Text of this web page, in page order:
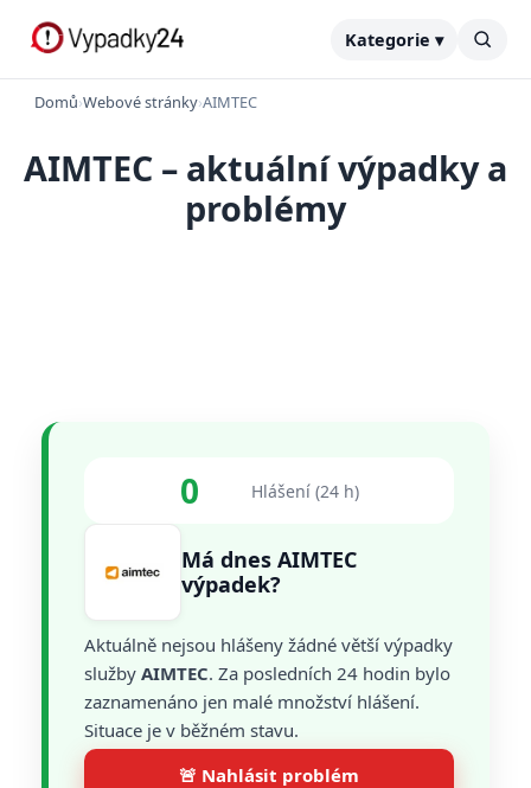
Kategorie ▾
Domů›Webové stránky›AIMTEC
AIMTEC – aktuální výpadky a
problémy
0 Hlášení (24 h)
Má dnes AIMTEC
výpadek?
Aktuálně nejsou hlášeny žádné větší výpadky
služby AIMTEC. Za posledních 24 hodin bylo
zaznamenáno jen malé množství hlášení.
Situace je v běžném stavu.
🚨 Nahlásit problém